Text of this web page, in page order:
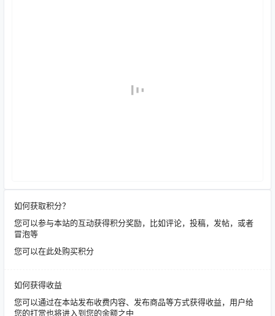
如何获取积分？
您可以参与本站的互动获得积分奖励，比如评论，投稿，发帖，或者
冒泡等
您可以在此处购买积分
如何获得收益
您可以通过在本站发布收费内容、发布商品等方式获得收益，用户给
您的打赏也将进入到您的余额之中